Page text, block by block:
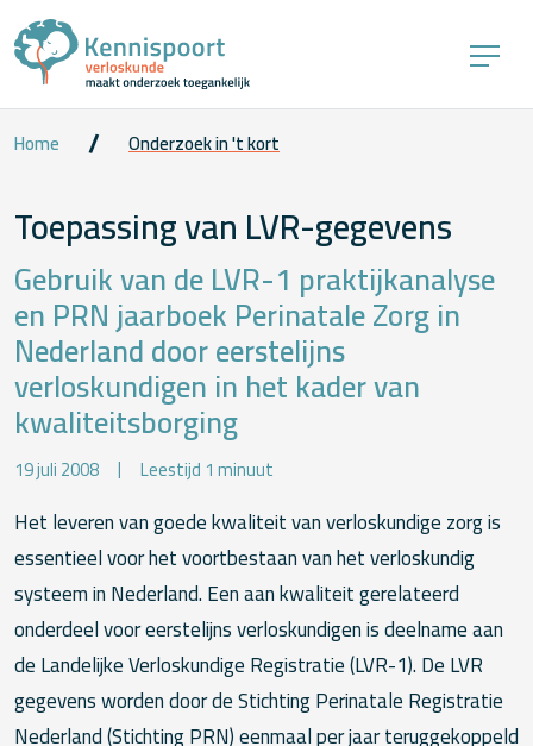
Home Onderzoek in 't kort
Toepassing van LVR-gegevens
Gebruik van de LVR-1 praktijkanalyse
en PRN jaarboek Perinatale Zorg in
Nederland door eerstelijns
verloskundigen in het kader van
kwaliteitsborging
19 juli 2008 Leestijd 1 minuut
Het leveren van goede kwaliteit van verloskundige zorg is
essentieel voor het voortbestaan van het verloskundig
systeem in Nederland. Een aan kwaliteit gerelateerd
onderdeel voor eerstelijns verloskundigen is deelname aan
de Landelijke Verloskundige Registratie (LVR-1). De LVR
gegevens worden door de Stichting Perinatale Registratie
Nederland (Stichting PRN) eenmaal per jaar teruggekoppeld